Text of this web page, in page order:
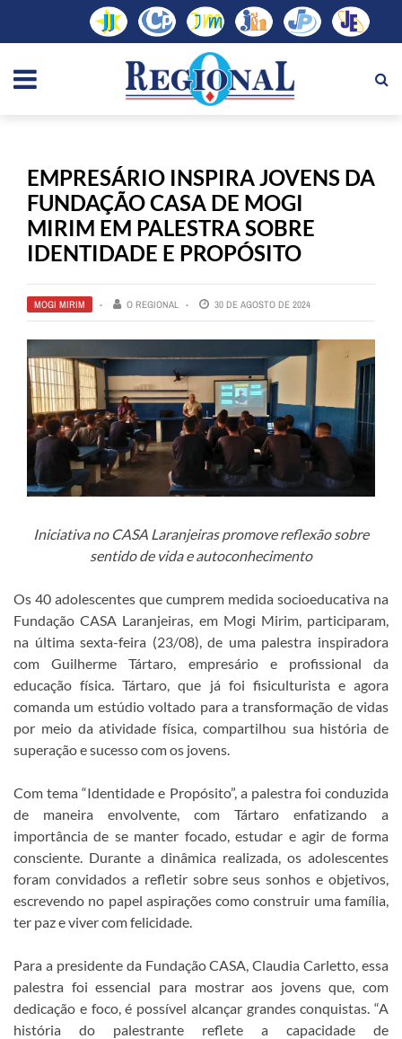
EMPRESÁRIO INSPIRA JOVENS DA
FUNDAÇÃO CASA DE MOGI
MIRIM EM PALESTRA SOBRE
IDENTIDADE E PROPÓSITO
MOGI MIRIM O REGIONAL 30 DE AGOSTO DE 2024
Iniciativa no CASA Laranjeiras promove reflexão sobre
sentido de vida e autoconhecimento
Os 40 adolescentes que cumprem medida socioeducativa na
Fundação CASA Laranjeiras, em Mogi Mirim, participaram,
na última sexta-feira (23/08), de uma palestra inspiradora
com Guilherme Tártaro, empresário e profissional da
educação física. Tártaro, que já foi fisiculturista e agora
comanda um estúdio voltado para a transformação de vidas
por meio da atividade física, compartilhou sua história de
superação e sucesso com os jovens.
Com tema “Identidade e Propósito”, a palestra foi conduzida
de maneira envolvente, com Tártaro enfatizando a
importância de se manter focado, estudar e agir de forma
consciente. Durante a dinâmica realizada, os adolescentes
foram convidados a refletir sobre seus sonhos e objetivos,
escrevendo no papel aspirações como construir uma família,
ter paz e viver com felicidade.
Para a presidente da Fundação CASA, Claudia Carletto, essa
palestra foi essencial para mostrar aos jovens que, com
dedicação e foco, é possível alcançar grandes conquistas. “A
história do palestrante reflete a capacidade de